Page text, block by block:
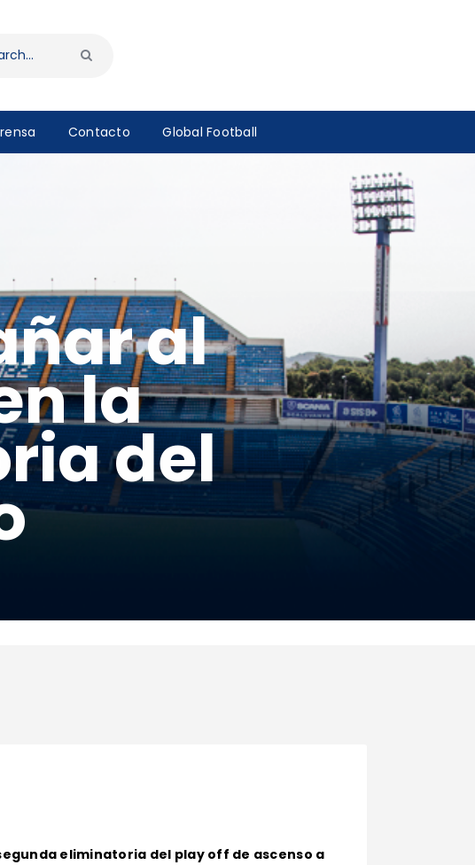
Contacto Global Football
al
la
del
eliminatoria del play off de ascenso a